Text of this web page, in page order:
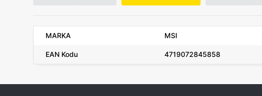
MARKA MSI
EAN Kodu 4719072845858